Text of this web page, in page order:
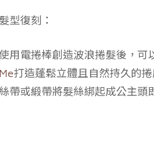
型復刻：
用電捲棒創造波浪捲髮後，可
打造蓬鬆立體且自然持久的
帶或緞帶將髮絲綁起成公主頭